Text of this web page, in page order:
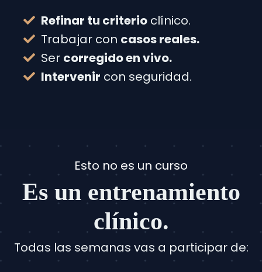
Refinar tu criterio clínico.
Trabajar con casos reales.
Ser corregido en vivo.
Intervenir con seguridad.
Esto no es un curso
Es un entrenamiento
clínico.
Todas las semanas vas a participar de: